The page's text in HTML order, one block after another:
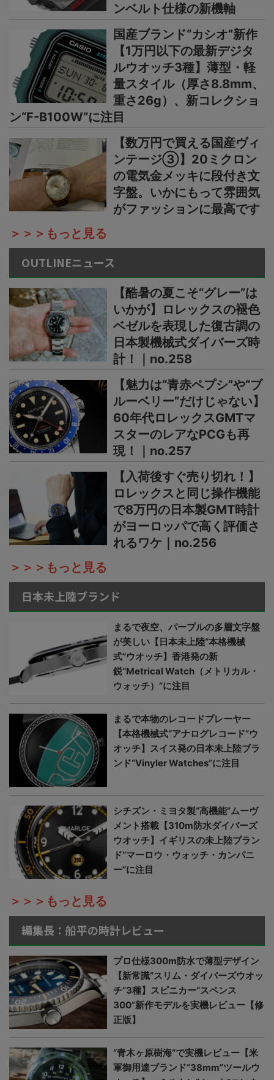
ンベルト仕様の新機軸
国産ブランド“カシオ”新作
【1万円以下の最新デジタ
ルウオッチ3種】薄型・軽
量スタイル（厚さ8.8mm、
重さ26g）、新コレクショ
ン“F-B100W”に注目
【数万円で買える国産ヴィ
ンテージ③】20ミクロン
の電気金メッキに段付き文
字盤。いかにもって雰囲気
がファッションに最高です
＞＞＞もっと見る
OUTLINEニュース
【酷暑の夏こそ“グレー”は
いかが】ロレックスの褪色
ベゼルを表現した復古調の
日本製機械式ダイバーズ時
計！｜no.258
【魅力は“青赤ペプシ”や“ブ
ルーベリー”だけじゃない】
60年代ロレックスGMTマ
スターのレアなPCGも再
現！｜no.257
【入荷後すぐ売り切れ！】
ロレックスと同じ操作機能
で8万円の日本製GMT時計
がヨーロッパで高く評価さ
れるワケ｜no.256
＞＞＞もっと見る
日本未上陸ブランド
まるで夜空、パープルの多層文字盤
が美しい【日本未上陸“本格機械
式”ウオッチ】香港発の新
鋭“Metrical Watch（メトリカル・
ウォッチ）”に注目
まるで本物のレコードプレーヤー
【本格機械式“アナログレコード”ウ
オッチ】スイス発の日本未上陸ブラ
ンド“Vinyler Watches”に注目
シチズン・ミヨタ製“高機能”ムーヴ
メント搭載【310m防水ダイバーズ
ウオッチ】イギリスの未上陸ブラン
ド“マーロウ・ウォッチ・カンパニ
ー”に注目
＞＞＞もっと見る
編集長：船平の時計レビュー
プロ仕様300m防水で薄型デザイン
【新常識“スリム・ダイバーズウオッ
チ”3種】スピニカー“スペンス
300”新作モデルを実機レビュー【修
正版】
“青木ヶ原樹海”で実機レビュー【米
軍御用達ブランド“38mm”ツールウ